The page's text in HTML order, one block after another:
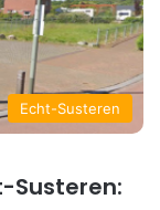
Echt-Susteren
Susteren: